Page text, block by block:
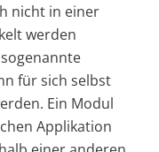
nicht in einer
werden
für sich selbst
Ein Modul
Applikation